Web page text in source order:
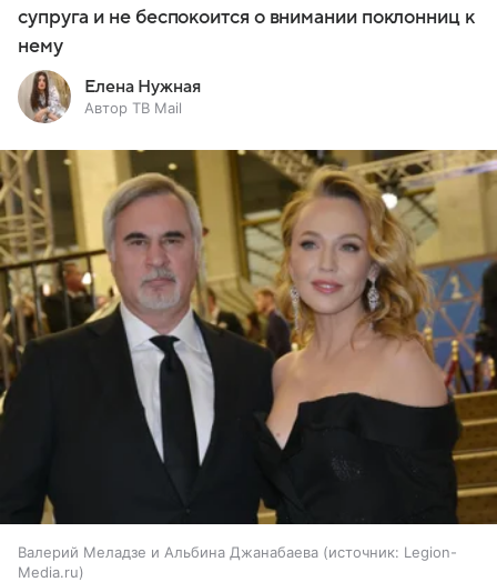
супруга и не беспокоится о внимании поклонниц к
нему
Елена Нужная
Автор ТВ Mail
Валерий Меладзе и Альбина Джанабаева источник: Legion-
Media.ru